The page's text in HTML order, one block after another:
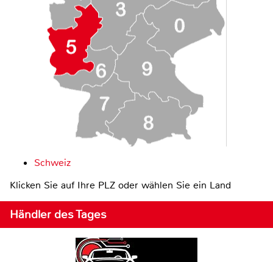
Schweiz
Klicken Sie auf Ihre PLZ oder wählen Sie ein Land
Händler des Tages